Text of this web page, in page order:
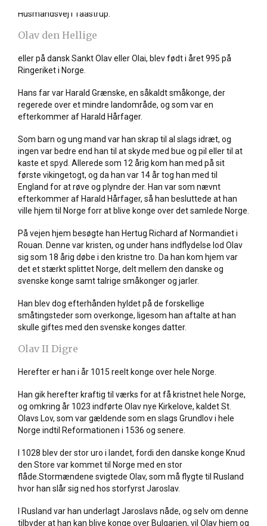
Husmandsvej i Taastrup.
Olav den Hellige
eller på dansk Sankt Olav eller Olai, blev født i året 995 på
Ringeriket i Norge.
Hans far var Harald Grænske, en såkaldt småkonge, der
regerede over et mindre landområde, og som var en
efterkommer af Harald Hårfager.
Som barn og ung mand var han skrap til al slags idræt, og
ingen var bedre end han til at skyde med bue og pil eller til at
kaste et spyd. Allerede som 12 årig kom han med på sit
første vikingetogt, og da han var 14 år tog han med til
England for at røve og plyndre der. Han var som nævnt
efterkommer af Harald Hårfager, så han besluttede at han
ville hjem til Norge forr at blive konge over det samlede Norge.
På vejen hjem besøgte han Hertug Richard af Normandiet i
Rouan. Denne var kristen, og under hans indflydelse lod Olav
sig som 18 årig døbe i den kristne tro. Da han kom hjem var
det et stærkt splittet Norge, delt mellem den danske og
svenske konge samt talrige småkonger og jarler.
Han blev dog efterhånden hyldet på de forskellige
småtingsteder som overkonge, ligesom han aftalte at han
skulle giftes med den svenske konges datter.
Olav II Digre
Herefter er han i år 1015 reelt konge over hele Norge.
Han gik herefter kraftig til værks for at få kristnet hele Norge,
og omkring år 1023 indførte Olav nye Kirkelove, kaldet St.
Olavs Lov, som var gældende som en slags Grundlov i hele
Norge indtil Reformationen i 1536 og senere.
I 1028 blev der stor uro i landet, fordi den danske konge Knud
den Store var kommet til Norge med en stor
flåde.Stormændene svigtede Olav, som må flygte til Rusland
hvor han slår sig ned hos storfyrst Jaroslav.
I Rusland var han underlagt Jaroslavs nåde, og selv om denne
tilbyder at han kan blive konge over Bulgarien, vil Olav hjem og